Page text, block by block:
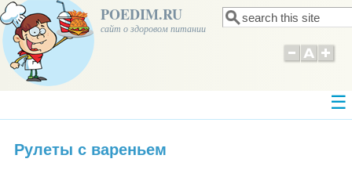
POEDIM.RU
сайт о здоровом питании Форма поиска
Поиск
Рулеты с вареньем